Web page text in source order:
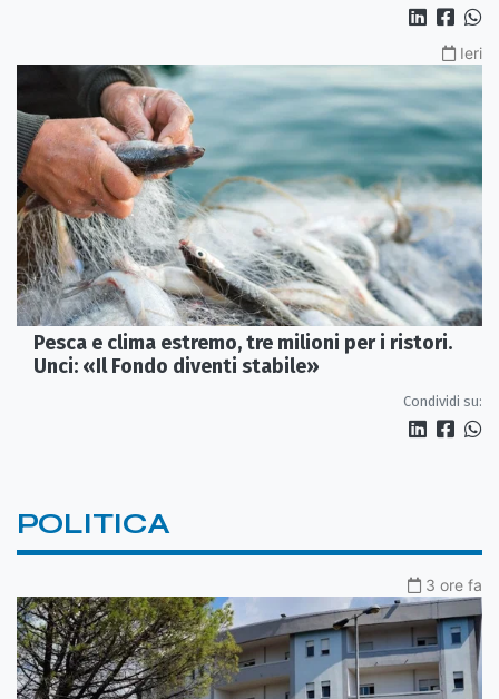
Ieri
Pesca e clima estremo, tre milioni per i ristori.
Unci: «Il Fondo diventi stabile»
Condividi su:
POLITICA
3 ore fa